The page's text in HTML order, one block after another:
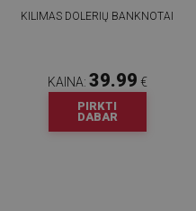
KILIMAS DOLERIŲ BANKNOTAI
KAINA: 39.99 €
PIRKTI
DABAR